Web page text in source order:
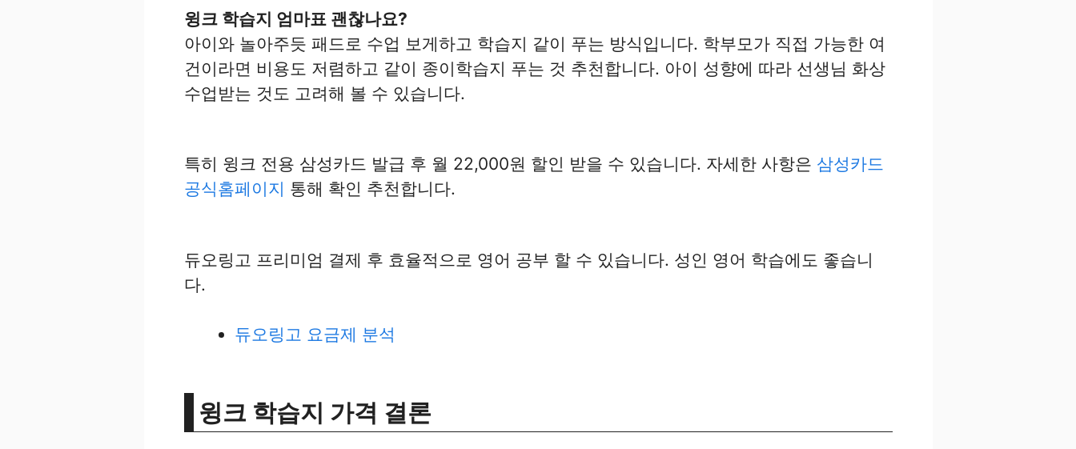
윙크 학습지 엄마표 괜찮나요?
아이와 놀아주듯 패드로 수업 보게하고 학습지 같이 푸는 방식입니다. 학부모가 직접 가능한 여
건이라면 비용도 저렴하고 같이 종이학습지 푸는 것 추천합니다. 아이 성향에 따라 선생님 화상
수업받는 것도 고려해 볼 수 있습니다.
특히 윙크 전용 삼성카드 발급 후 월 22,000원 할인 받을 수 있습니다. 자세한 사항은 삼성카드
공식홈페이지 통해 확인 추천합니다.
듀오링고 프리미엄 결제 후 효율적으로 영어 공부 할 수 있습니다. 성인 영어 학습에도 좋습니
다.
듀오링고 요금제 분석
윙크 학습지 가격 결론